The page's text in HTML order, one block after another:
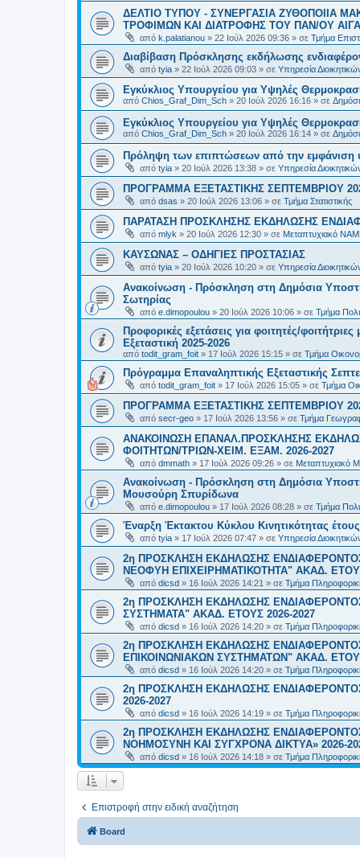
ΔΕΛΤΙΟ ΤΥΠΟΥ - ΣΥΝΕΡΓΑΣΙΑ ΖΥΘΟΠΟΙΙΑ
ΤΡΟΦΙΜΩΝ ΚΑΙ ΔΙΑΤΡΟΦΗΣ ΤΟΥ ΠΑΝ/ΟΥ
από k.palatianou » 22 Ιούλ 2026 09:36 » σε Τμήμα
Διαβίβαση Πρόσκλησης εκδήλωσης
από tyia » 22 Ιούλ 2026 09:03 » σε Υπηρεσία
Εγκύκλιος Υπουργείου για Υψηλές
από Chios_Graf_Dim_Sch » 20 Ιούλ 2026 16:16 » σε
Εγκύκλιος Υπουργείου για Υψηλές
από Chios_Graf_Dim_Sch » 20 Ιούλ 2026 16:14 » σε
Πρόληψη των επιπτώσεων από την εμφάνιση
από tyia » 20 Ιούλ 2026 13:38 » σε Υπηρεσία
ΠΡΟΓΡΑΜΜΑ ΕΞΕΤΑΣΤΙΚΗΣ ΣΕΠΤΕΜΒΡΙΟΥ
από dsas » 20 Ιούλ 2026 13:06 » σε Τμήμα Στατιστικής
ΠΑΡΑΤΑΣΗ ΠΡΟΣΚΛΗΣΗΣ ΕΚΔΗΛΩΣΗΣ
από mlyk » 20 Ιούλ 2026 12:30 » σε Μεταπτυχιακό
ΚΑΥΣΩΝΑΣ – ΟΔΗΓΙΕΣ ΠΡΟΣΤΑΣΙΑΣ
από tyia » 20 Ιούλ 2026 10:20 » σε Υπηρεσία
Ανακοίνωση - Πρόσκληση στη Δημόσια
Σωτηρίας
από e.dimopoulou » 20 Ιούλ 2026 10:06 » σε Τμήμα
Προφορικές εξετάσεις για φοιτητές/
Εξεταστική 2025-2026
από todit_gram_foit » 17 Ιούλ 2026 15:15 » σε Τμήμα
Πρόγραμμα Επαναληπτικής Εξεταστικής
από todit_gram_foit » 17 Ιούλ 2026 15:05 » σε Τμήμα
ΠΡΟΓΡΑΜΜΑ ΕΞΕΤΑΣΤΙΚΗΣ ΣΕΠΤΕΜΒΡΙΟΥ
από secr-geo » 17 Ιούλ 2026 13:56 » σε Τμήμα
ΑΝΑΚΟΙΝΩΣΗ ΕΠΑΝΑΛ.ΠΡΟΣΚΛΗΣΗΣ
ΦΟΙΤΗΤΩΝ/ΤΡΙΩΝ-ΧΕΙΜ. ΕΞΑΜ. 2026-2027
από dmmath » 17 Ιούλ 2026 09:26 » σε Μεταπτυχιακό
Ανακοίνωση - Πρόσκληση στη Δημόσια
Μουσούρη Σπυρίδωνα
από e.dimopoulou » 17 Ιούλ 2026 08:28 » σε Τμήμα
Έναρξη Έκτακτου Κύκλου Κινητικότητας
από tyia » 17 Ιούλ 2026 07:47 » σε Υπηρεσία
2η ΠΡΟΣΚΛΗΣΗ ΕΚΔΗΛΩΣΗΣ
ΝΕΟΦΥΗ ΕΠΙΧΕΙΡΗΜΑΤΙΚΟΤΗΤΑ" ΑΚΑΔ.
από dicsd » 16 Ιούλ 2026 14:21 » σε Τμήμα
2η ΠΡΟΣΚΛΗΣΗ ΕΚΔΗΛΩΣΗΣ
ΣΥΣΤΗΜΑΤΑ" ΑΚΑΔ. ΕΤΟΥΣ 2026-2027
από dicsd » 16 Ιούλ 2026 14:20 » σε Τμήμα
2η ΠΡΟΣΚΛΗΣΗ ΕΚΔΗΛΩΣΗΣ
ΕΠΙΚΟΙΝΩΝΙΑΚΩΝ ΣΥΣΤΗΜΑΤΩΝ" ΑΚΑΔ.
από dicsd » 16 Ιούλ 2026 14:20 » σε Τμήμα
2η ΠΡΟΣΚΛΗΣΗ ΕΚΔΗΛΩΣΗΣ
2026-2027
από dicsd » 16 Ιούλ 2026 14:19 » σε Τμήμα
2η ΠΡΟΣΚΛΗΣΗ ΕΚΔΗΛΩΣΗΣ
ΝΟΗΜΟΣΥΝΗ ΚΑΙ ΣΥΓΧΡΟΝΑ ΔΙΚΤΥΑ» 2026-
από dicsd » 16 Ιούλ 2026 14:18 » σε Τμήμα
Επιστροφή στην ειδική αναζήτηση
Board